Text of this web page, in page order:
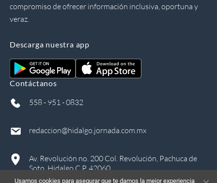
compromiso de ofrecer información inclusiva, oportuna y
veraz.
Descarga nuestra app
Contáctanos
558 - 951 - 0832
redaccion@hidalgo.jornada.com.mx
Av. Revolución no. 200 Col. Revolución, Pachuca de
Soto, Hidalgo C.P. 42060
Usamos cookies para asegurar que te damos la mejor experiencia